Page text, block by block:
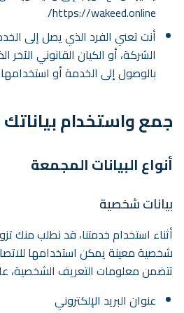
https://wakeed.online/
أنت تعني الفرد الذي يصل إلى
الشركة، أو الكيان القانوني الآخر
بالوصول إلى الخدمة أو
جمع واستخدام
أنواع البيانات المجمعة
بيانات شخصية
أثناء استخدام خدمتنا، قد نطلب منك
شخصية معينة يمكن استخدامها
تتضمن معلومات التعريف الشخصية،
عنوان البريد الإلكتروني